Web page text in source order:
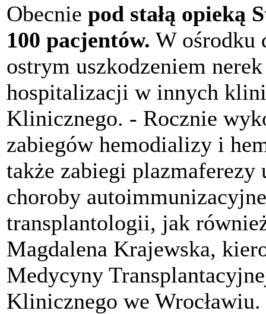
Obecnie pod stałą
100 pacjentów. W ośrodku
ostrym uszkodzeniem
hospitalizacji w innych
Klinicznego. - Rocznie
zabiegów hemodializy i
także zabiegi
choroby
transplantologii, jak
Magdalena Krajewska,
Medycyny
Klinicznego we Wrocławiu.